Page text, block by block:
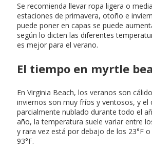
Se recomienda llevar ropa ligera o
estaciones de primavera, otoño e
puede poner en capas se puede
según lo dicten las diferentes
es mejor para el verano.
El tiempo en myrtle
En Virginia Beach, los veranos son
inviernos son muy fríos y ventosos, y el
parcialmente nublado durante todo el
año, la temperatura suele variar entre
y rara vez está por debajo de los 23°F
93°F.